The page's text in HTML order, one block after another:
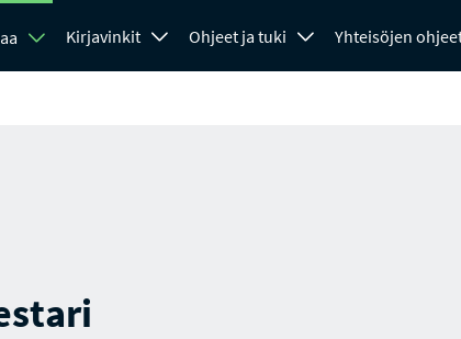
Kirjavinkit Ohjeet ja tuki Yhteisöjen